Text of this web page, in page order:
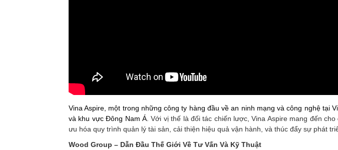
Vina Aspire, một trong những công ty hàng đầu về an ninh mạng và công nghệ tại
và khu vực Đông Nam Á. Với vị thế là đối tác chiến lược, Vina Aspire mang đến
ưu hóa quy trình quản lý tài sản, cải thiện hiệu quả vận hành, và thúc đẩy sự phát
Wood Group – Dẫn Đầu Thế Giới Về Tư Vấn Và Kỹ Thuật